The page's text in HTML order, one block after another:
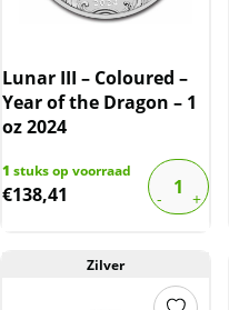
Lunar III – Coloured –
Year of the Dragon – 1
oz 2024
1 stuks op voorraad
€138,41
Zilver